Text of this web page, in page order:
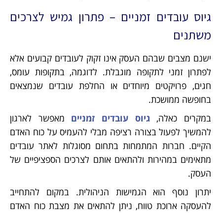
גיוס עובדים זמניים – פתרון גמיש לצרכים
משתנים
ישנם מצבים שבהם העסק אינו זקוק לעובדים קבועים אלא
לפתרון זמני לתקופה מוגבלת. לדוגמה, בתקופות עומס,
חגים, פרויקטים מיוחדים או החלפת עובדים שנמצאים
בחופשה ממושכת.
במקרים כאלה, גיוס עובדים זמניים מאפשר לארגון
להמשיך לפעול בצורה רציפה מבלי להעמיס על כוח האדם
הקיים. חברות המתמחות בתחום מסוגלות לאתר עובדים
מתאימים במהירות ולהתאים אותם לצרכים הספציפיים של
העסק.
יתרון נוסף הוא הגמישות הניהולית. במקום להתחייב
להעסקה ארוכת טווח, ניתן להתאים את מצבת כוח האדם